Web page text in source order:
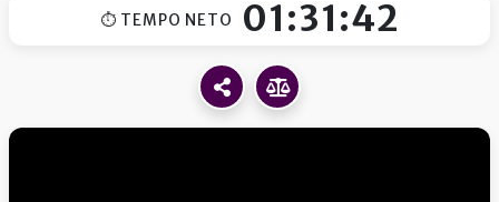
⏱ TEMPO NETO 01:31:42